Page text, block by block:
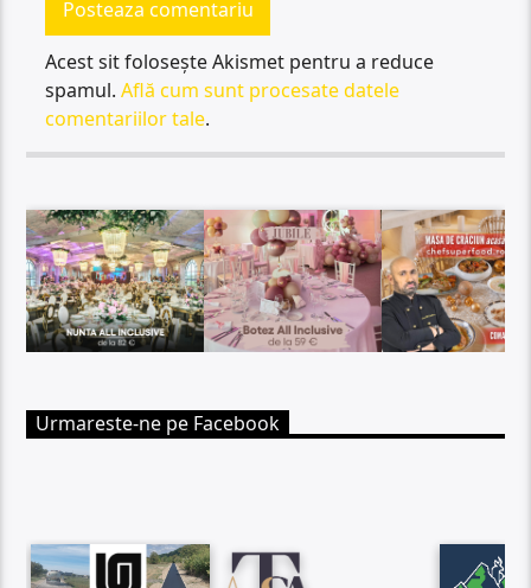
Acest sit folosește Akismet pentru a reduce
spamul.Află cum sunt procesate datele
comentariilor tale.
Urmareste-ne pe Facebook